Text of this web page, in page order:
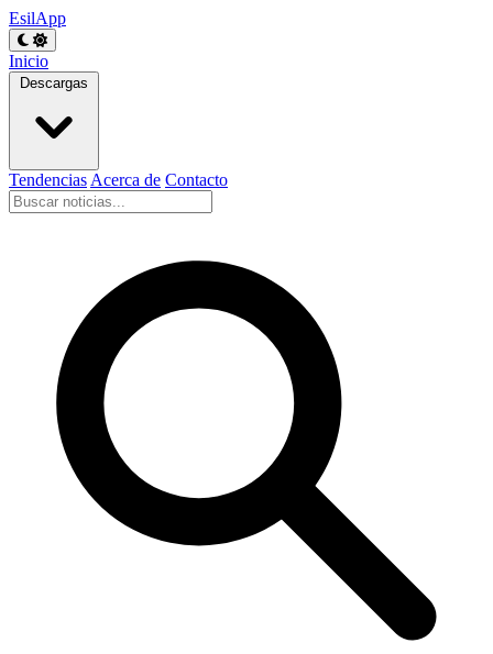
EsilApp
Inicio
Descargas
Tendencias Acerca de Contacto